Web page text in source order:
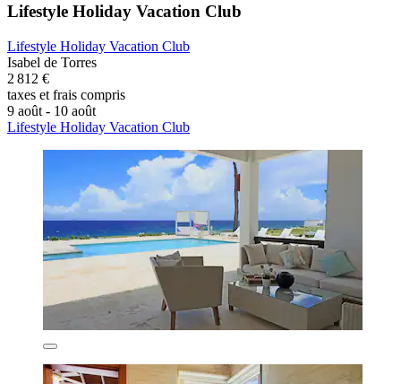
Lifestyle Holiday Vacation Club
Lifestyle Holiday Vacation Club
Isabel de Torres
2 812 €
taxes et frais compris
9 août - 10 août
Lifestyle Holiday Vacation Club